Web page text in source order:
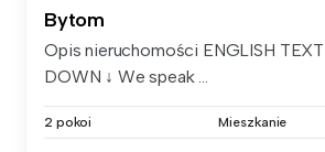
Bytom
Opis nieruchomości ENGLISH TEXT
DOWN ↓ We speak ...
2 pokoi Mieszkanie